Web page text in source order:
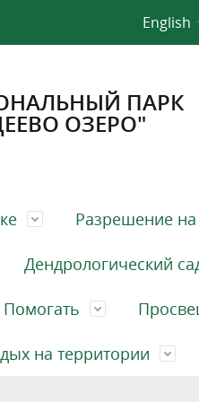
English
ПАРК
ОЗЕРО"
Разрешение
Дендрологический
Помогать
на территории